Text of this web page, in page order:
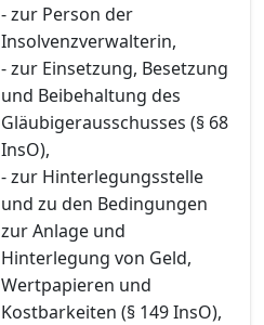
- zur Person der
Insolvenzverwalterin,
- zur Einsetzung, Besetzung
und Beibehaltung des
Gläubigerausschusses (§ 68
InsO),
- zur Hinterlegungsstelle
und zu den Bedingungen
zur Anlage und
Hinterlegung von Geld,
Wertpapieren und
Kostbarkeiten (§ 149 InsO),